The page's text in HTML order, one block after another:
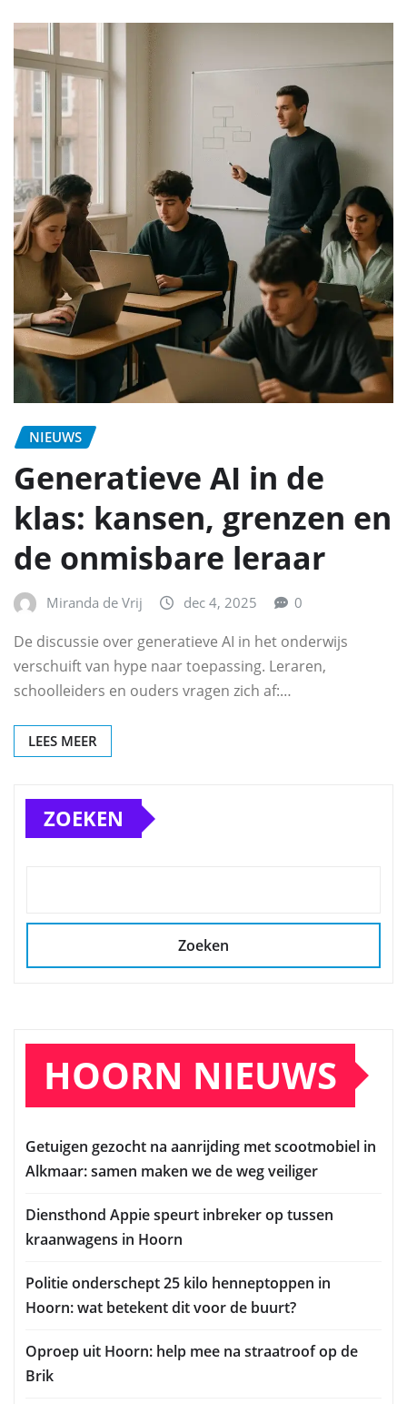
NIEUWS
Generatieve AI in de
klas: kansen, grenzen en
de onmisbare leraar
Miranda de Vrij dec 4, 2025 0
De discussie over generatieve AI in het onderwijs
verschuift van hype naar toepassing. Leraren,
schoolleiders en ouders vragen zich af:…
LEES MEER
ZOEKEN
Zoeken
HOORN NIEUWS
Getuigen gezocht na aanrijding met scootmobiel in
Alkmaar: samen maken we de weg veiliger
Diensthond Appie speurt inbreker op tussen
kraanwagens in Hoorn
Politie onderschept 25 kilo henneptoppen in
Hoorn: wat betekent dit voor de buurt?
Oproep uit Hoorn: help mee na straatroof op de
Brik